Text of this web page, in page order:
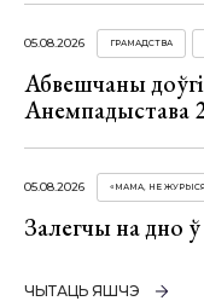
05.08.2026 ГРАМАДСТВА
Абвешчаны доўгі
Анемпадыстава
05.08.2026 «МАМА, НЕ
Залегчы на дно
ЧЫТАЦЬ ЯШЧЭ